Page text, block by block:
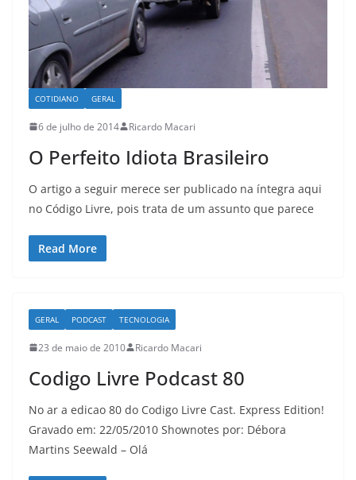
COTIDIANO GERAL
6 de julho de 2014 Ricardo Macari
O Perfeito Idiota Brasileiro
O artigo a seguir merece ser publicado na íntegra aqui
no Código Livre, pois trata de um assunto que parece
Read More
GERAL PODCAST TECNOLOGIA
23 de maio de 2010 Ricardo Macari
Codigo Livre Podcast 80
No ar a edicao 80 do Codigo Livre Cast. Express Edition!
Gravado em: 22/05/2010 Shownotes por: Débora
Martins Seewald – Olá